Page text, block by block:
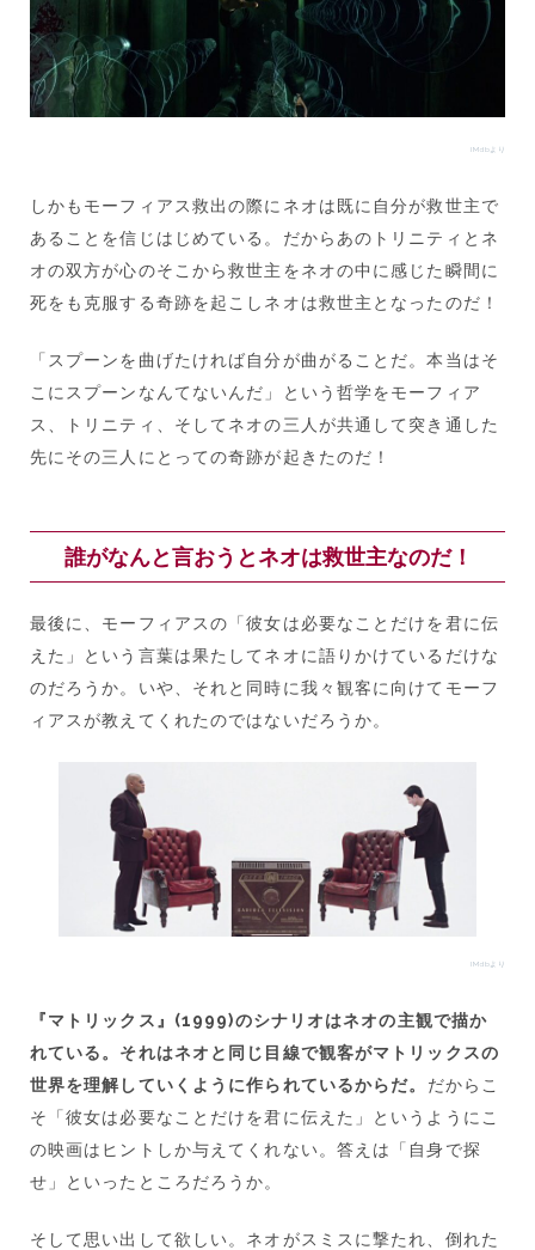
IMdbより
しかもモーフィアス救出の際にネオは既に自分が救世主で
あることを信じはじめている。だからあのトリニティとネ
オの双方が心のそこから救世主をネオの中に感じた瞬間に
死をも克服する奇跡を起こしネオは救世主となったのだ！
「スプーンを曲げたければ自分が曲がることだ。本当はそ
こにスプーンなんてないんだ」という哲学をモーフィア
ス、トリニティ、そしてネオの三人が共通して突き通した
先にその三人にとっての奇跡が起きたのだ！
誰がなんと言おうとネオは救世主なのだ！
最後に、モーフィアスの「彼女は必要なことだけを君に伝
えた」という言葉は果たしてネオに語りかけているだけな
のだろうか。いや、それと同時に我々観客に向けてモーフ
ィアスが教えてくれたのではないだろうか。
IMdbより
『マトリックス』(1999)のシナリオはネオの主観で描か
れている。それはネオと同じ目線で観客がマトリックスの
世界を理解していくように作られているからだ。 だからこ
そ「彼女は必要なことだけを君に伝えた」というようにこ
の映画はヒントしか与えてくれない。答えは「自身で探
せ」といったところだろうか。
そして思い出して欲しい。ネオがスミスに撃たれ、倒れた